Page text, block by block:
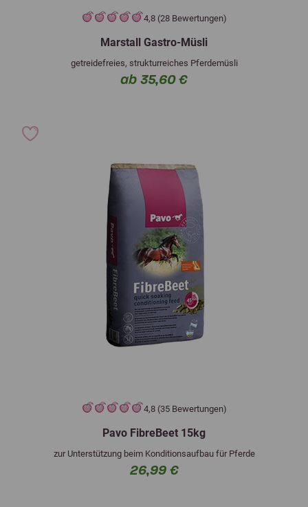
4,8 (28 Bewertungen)
Marstall Gastro-Müsli
getreidefreies, strukturreiches Pferdemüsli
ab 35,60 €
4,8 (35 Bewertungen)
Pavo FibreBeet 15kg
zur Unterstützung beim Konditionsaufbau für Pferde
26,99 €